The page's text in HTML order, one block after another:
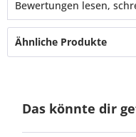
Bewertungen lesen,
Ähnliche Produkte
Das könnte dir